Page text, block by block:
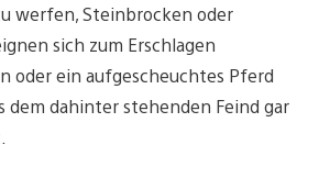
werfen, Steinbrocken oder
sich zum Erschlagen
oder ein aufgescheuchtes Pferd
dem dahinter stehenden Feind gar